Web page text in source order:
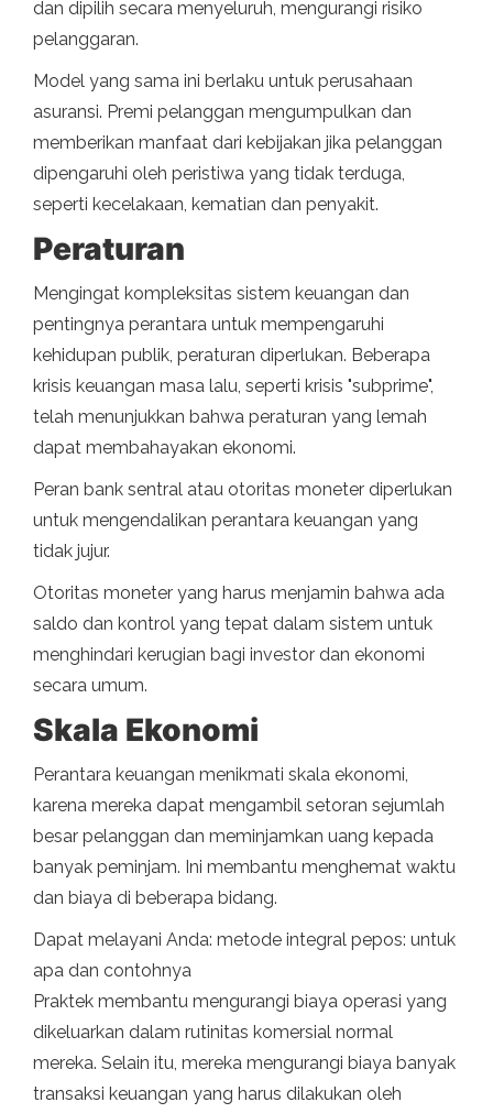
dan dipilih secara menyeluruh, mengurangi risiko
pelanggaran.
Model yang sama ini berlaku untuk perusahaan
asuransi. Premi pelanggan mengumpulkan dan
memberikan manfaat dari kebijakan jika pelanggan
dipengaruhi oleh peristiwa yang tidak terduga,
seperti kecelakaan, kematian dan penyakit.
Peraturan
Mengingat kompleksitas sistem keuangan dan
pentingnya perantara untuk mempengaruhi
kehidupan publik, peraturan diperlukan. Beberapa
krisis keuangan masa lalu, seperti krisis "subprime",
telah menunjukkan bahwa peraturan yang lemah
dapat membahayakan ekonomi.
Peran bank sentral atau otoritas moneter diperlukan
untuk mengendalikan perantara keuangan yang
tidak jujur.
Otoritas moneter yang harus menjamin bahwa ada
saldo dan kontrol yang tepat dalam sistem untuk
menghindari kerugian bagi investor dan ekonomi
secara umum.
Skala Ekonomi
Perantara keuangan menikmati skala ekonomi,
karena mereka dapat mengambil setoran sejumlah
besar pelanggan dan meminjamkan uang kepada
banyak peminjam. Ini membantu menghemat waktu
dan biaya di beberapa bidang.
Dapat melayani Anda: metode integral pepos: untuk
apa dan contohnya
Praktek membantu mengurangi biaya operasi yang
dikeluarkan dalam rutinitas komersial normal
mereka. Selain itu, mereka mengurangi biaya banyak
transaksi keuangan yang harus dilakukan oleh